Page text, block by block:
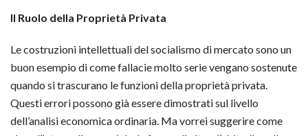
Il Ruolo della Proprietà Privata
Le costruzioni intellettuali del socialismo di mercato sono un
buon esempio di come fallacie molto serie vengano sostenute
quando si trascurano le funzioni della proprietà privata.
Questi errori possono già essere dimostrati sul livello
dell’analisi economica ordinaria. Ma vorrei suggerire come